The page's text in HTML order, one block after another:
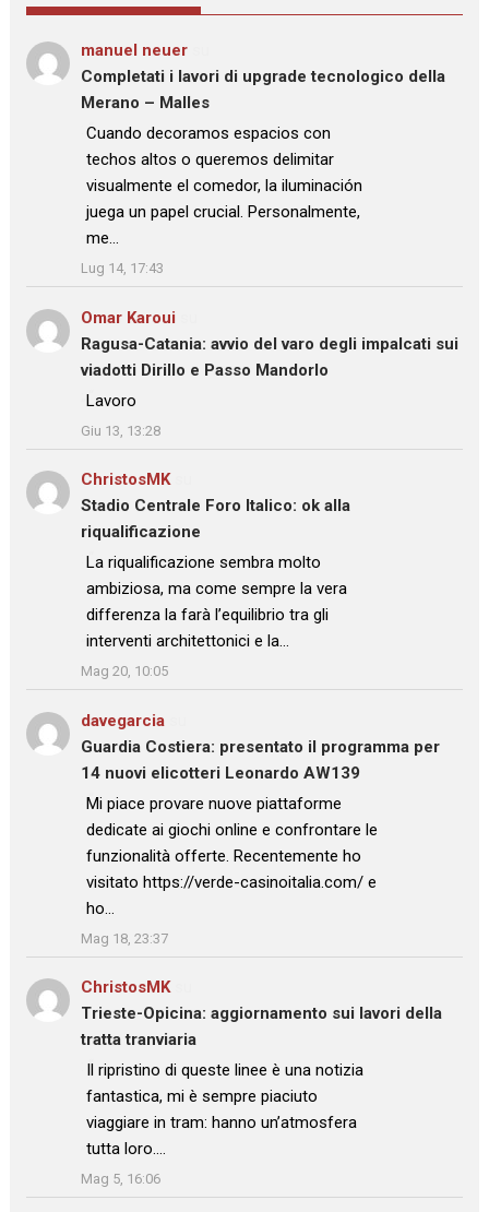
manuel neuer
Completati i lavori di upgrade tecnologico della
Merano – Malles
: “
Cuando decoramos espacios con
techos altos o queremos delimitar
visualmente el comedor, la iluminación
juega un papel crucial. Personalmente,
me…
”
Lug 14, 17:43
Omar Karoui
Ragusa-Catania: avvio del varo degli impalcati sui
viadotti Dirillo e Passo Mandorlo
: “Lavoro
”
Giu 13, 13:28
ChristosMKsu
Stadio Centrale Foro Italico: ok alla
riqualificazione
: “La riqualificazione sembra molto
ambiziosa, ma come sempre la vera
differenza la farà l’equilibrio tra gli
interventi architettonici e la…
”
Mag 20, 10:05
davegarcia
Guardia Costiera: presentato il programma per
14 nuovi elicotteri Leonardo AW139
: “
Mi piace provare nuove piattaforme
dedicate ai giochi online e confrontare le
funzionalità offerte. Recentemente ho
visitato https://verde-casinoitalia.com/ e
ho…
”
Mag 18, 23:37
ChristosMKsu
Trieste-Opicina: aggiornamento sui lavori della
tratta tranviaria
: “
Il ripristino di queste linee è una notizia
fantastica, mi è sempre piaciuto
viaggiare in tram: hanno un’atmosfera
tutta loro.…
”
Mag 5, 16:06